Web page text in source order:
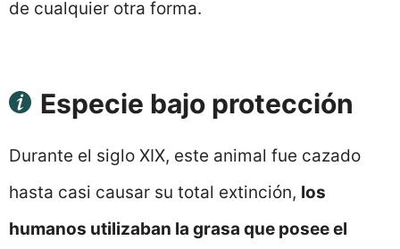
de cualquier otra forma.
Especie bajo protección
Durante el siglo XIX, este animal fue cazado
hasta casi causar su total extinción, los
humanos utilizaban la grasa que posee el